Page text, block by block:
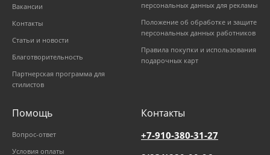
Вакансии
Контакты
Статьи и новости
Благотворительность
Партнерская программа для
стилистов
персональных данных для рекламы
Положение об обработке и защите
персональных данных работников
Правила покупки и использования
подарочных карт
Помощь
Вопрос-ответ
Условия оплаты
Контакты
+7-910-380-31-27